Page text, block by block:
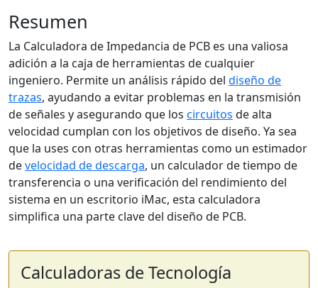
Resumen
La Calculadora de Impedancia de PCB es una valiosa
adición a la caja de herramientas de cualquier
ingeniero. Permite un análisis rápido del diseño de
trazas, ayudando a evitar problemas en la transmisión
de señales y asegurando que los circuitos de alta
velocidad cumplan con los objetivos de diseño. Ya sea
que la uses con otras herramientas como un estimador
develocidad de descarga, un calculador de tiempo de
transferencia o una verificación del rendimiento del
sistema en un escritorio iMac, esta calculadora
simplifica una parte clave del diseño de PCB.
Calculadoras de Tecnología